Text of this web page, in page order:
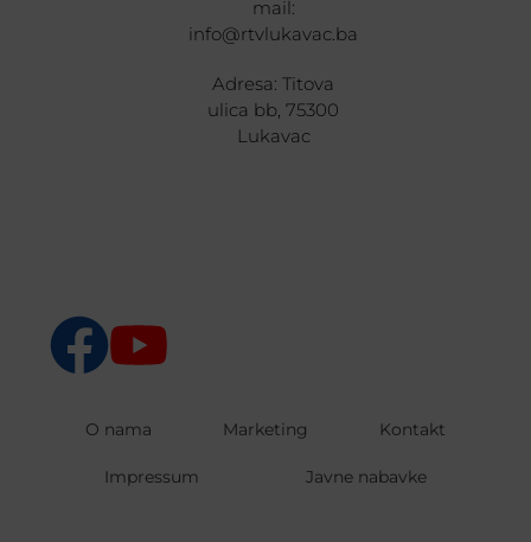
mail:
info@rtvlukavac.ba
Adresa: Titova
ulica bb, 75300
Lukavac
O nama Marketing Kontakt
Impressum Javne nabavke